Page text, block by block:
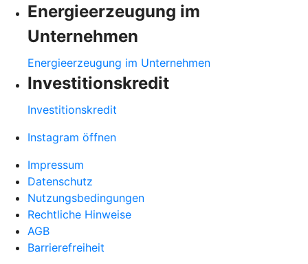
Energieerzeugung im
Unternehmen
Energieerzeugung im Unternehmen
Investitionskredit
Investitionskredit
Instagram öffnen
Impressum
Datenschutz
Nutzungsbedingungen
Rechtliche Hinweise
AGB
Barrierefreiheit